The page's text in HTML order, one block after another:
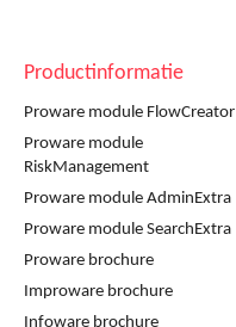
Productinformatie
Proware module FlowCreator
Proware module
RiskManagement
Proware module AdminExtra
Proware module SearchExtra
Proware brochure
Improware brochure
Infoware brochure